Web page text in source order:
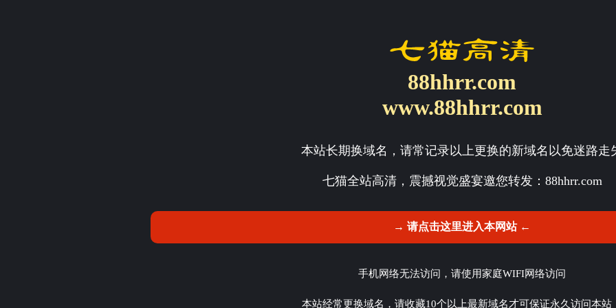
88hhrr.com
www.88hhrr.com
本站长期换域名，请常记录以上更换的新域名以免迷路走
七猫全站高清，震撼视觉盛宴邀您转发： 88hhrr.com
→ 请点击这里进入本网站 ←
手机网络无法访问，请使用家庭WIFI网络访问
本站经常更换域名，请收藏10个以上最新域名才可保证永久访问本站